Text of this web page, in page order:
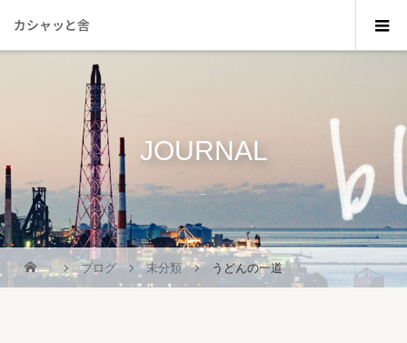
カシャッと舎
JOURNAL
_
ブログ 未分類 うどんの一道